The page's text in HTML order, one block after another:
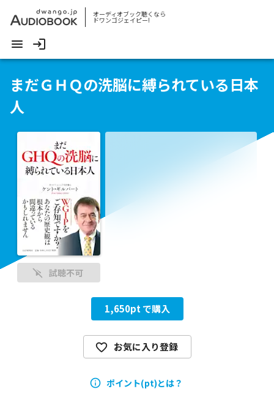
オーディオブック聴くなら
ドワンゴジェイピー!
まだＧＨＱの洗脳に縛られている日本
人
試聴不可
1,650pt で購入
お気に入り登録
ポイント(pt)とは？